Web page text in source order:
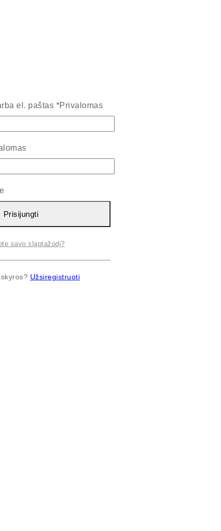
el. paštas *Privalomas
Prisijungti
savo slaptažodį?
Užsiregistruoti